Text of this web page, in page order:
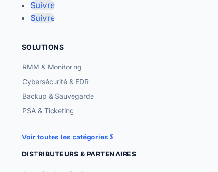
Suivre
Suivre
SOLUTIONS
RMM & Monitoring
Cybersécurité & EDR
Backup & Sauvegarde
PSA & Ticketing
Voir toutes les catégories
DISTRIBUTEURS & PARTENAIRES